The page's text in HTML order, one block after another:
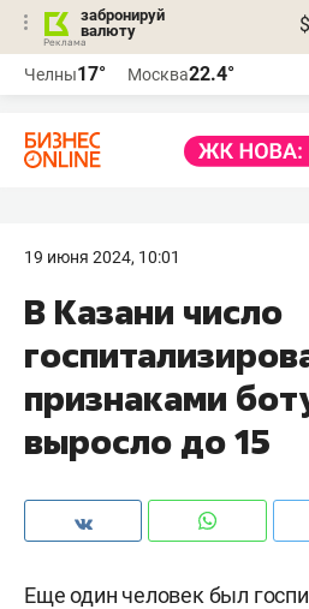
забронируй
валюту
$
Челны17° Москва22.4°
19 июня 2024, 10:01
В Казани число
признаками
выросло до 15
Еще один человек был